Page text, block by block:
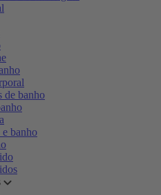
de banho
banho